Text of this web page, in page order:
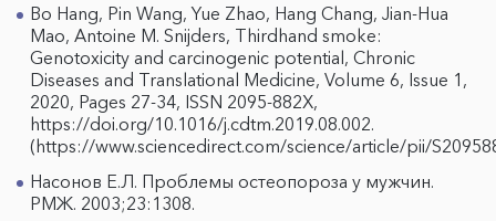
Bo Hang, Pin Wang, Yue Zhao, Hang Chang, Jian-Hua
Mao, Antoine M. Snijders, Thirdhand smoke:
Genotoxicity and carcinogenic potential, Chronic
Diseases and Translational Medicine, Volume 6, Issue 1,
2020, Pages 27-34, ISSN 2095-882X,
https://doi.org/10.1016/j.cdtm.2019.08.002.
(https://www.sciencedirect.com/science/article/pii/
Насонов Е.Л. Проблемы остеопороза у мужчин.
РМЖ. 2003;23:1308.